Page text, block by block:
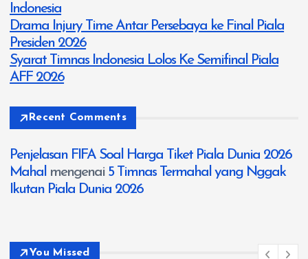
Indonesia
Drama Injury Time Antar Persebaya ke Final Piala
Presiden 2026
Syarat Timnas Indonesia Lolos Ke Semifinal Piala
AFF 2026
Recent Comments
Penjelasan FIFA Soal Harga Tiket Piala Dunia 2026
Mahalmengenai 5 Timnas Termahal yang Nggak
Ikutan Piala Dunia 2026
You Missed